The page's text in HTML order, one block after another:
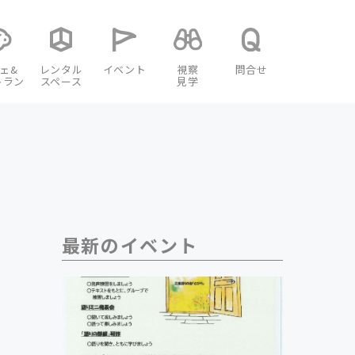
&
ン
レンタル
スペース
イベント 視察
見学
問合せ
最新のイベント